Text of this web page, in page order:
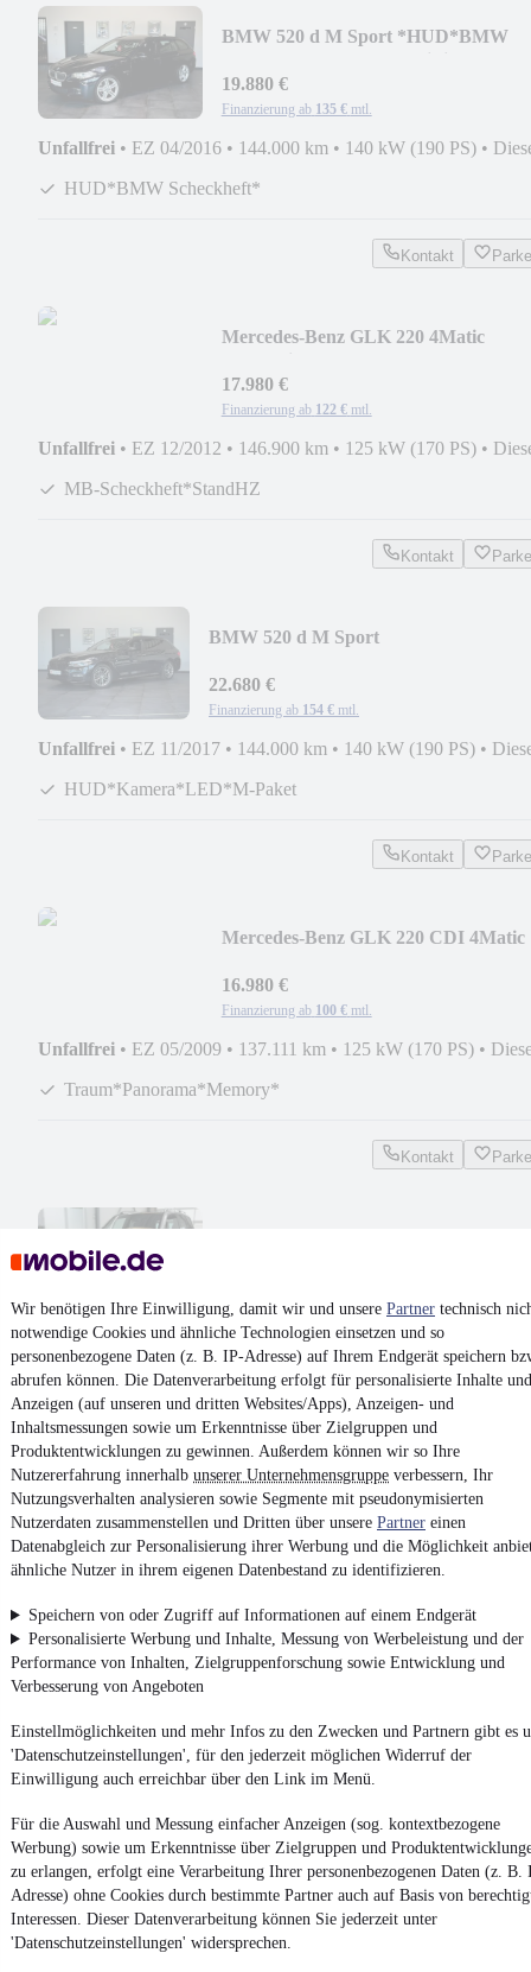
Wir benötigen Ihre Einwilligung, damit wir und unsere Partner technisch
notwendige Cookies und ähnliche Technologien einsetzen und so
personenbezogene Daten (z. B. IP-Adresse) auf Ihrem Endgerät speichern
abrufen können. Die Datenverarbeitung erfolgt für personalisierte Inhalte und
Anzeigen (auf unseren und dritten Websites/Apps), Anzeigen- und
Inhaltsmessungen sowie um Erkenntnisse über Zielgruppen und
Produktentwicklungen zu gewinnen. Außerdem können wir so Ihre
Nutzererfahrung innerhalb unserer Unternehmensgruppe verbessern, Ihr
Nutzungsverhalten analysieren sowie Segmente mit pseudonymisierten
Nutzerdaten zusammenstellen und Dritten über unsere Partner einen
Datenabgleich zur Personalisierung ihrer Werbung und die Möglichkeit
ähnliche Nutzer in ihrem eigenen Datenbestand zu identifizieren.
Speichern von oder Zugriff auf Informationen auf einem Endgerät
Personalisierte Werbung und Inhalte, Messung von Werbeleistung und der
Performance von Inhalten, Zielgruppenforschung sowie Entwicklung und
Verbesserung von Angeboten
Einstellmöglichkeiten und mehr Infos zu den Zwecken und Partnern gibt es
'Datenschutzeinstellungen', für den jederzeit möglichen Widerruf der
Einwilligung auch erreichbar über den Link im Menü.
Für die Auswahl und Messung einfacher Anzeigen (sog. kontextbezogene
Werbung) sowie um Erkenntnisse über Zielgruppen und
zu erlangen, erfolgt eine Verarbeitung Ihrer personenbezogenen Daten (z. B.
Adresse) ohne Cookies durch bestimmte Partner auch auf Basis von
Interessen. Dieser Datenverarbeitung können Sie jederzeit unter
'Datenschutzeinstellungen' widersprechen.
BMW 520 d M Sport *HUD*BMW
19.880 €
Finanzierung ab 135 € mtl.
Unfallfrei • EZ 04/2016 • 144.000 km • 140 kW (190 PS) •
HUD*BMW Scheckheft*
Kontakt
Mercedes-Benz GLK 220 4Matic
17.980 €
Finanzierung ab 122 € mtl.
Unfallfrei • EZ 12/2012 • 146.900 km • 125 kW (170 PS) •
MB-Scheckheft*StandHZ
Kontakt
BMW 520 d M Sport
22.680 €
Finanzierung ab 154 € mtl.
Unfallfrei • EZ 11/2017 • 144.000 km • 140 kW (190 PS) •
HUD*Kamera*LED*M-Paket
Kontakt
Mercedes-Benz GLK 220 CDI 4Matic
16.980 €
Finanzierung ab 100 € mtl.
Unfallfrei • EZ 05/2009 • 137.111 km • 125 kW (170 PS) •
Traum*Panorama*Memory*
Kontakt
Finanzierung ab 136 € mtl.
Unfallfrei• EZ 09/2012 • 164.000 km •195 kW (265 PS)•
Distronic*Standheizung
Kontakt
Zurück
1
2
Weiter
¹MwSt. ausweisbar